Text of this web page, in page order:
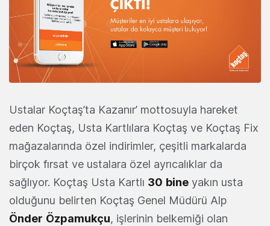
Ustalar Koçtaş’ta Kazanır’ mottosuyla hareket
eden Koçtaş, Usta Kartlılara Koçtaş ve Koçtaş Fix
mağazalarında özel indirimler, çeşitli markalarda
birçok fırsat ve ustalara özel ayrıcalıklar da
sağlıyor. Koçtaş Usta Kartlı 30 bine yakın usta
olduğunu belirten Koçtaş Genel Müdürü Alp
Önder Özpamukçu, işlerinin belkemiği olan